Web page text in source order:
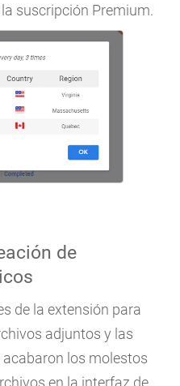
suscripción Premium.
de
de la extensión para
adjuntos y las
acabaron los molestos
en la interfaz de